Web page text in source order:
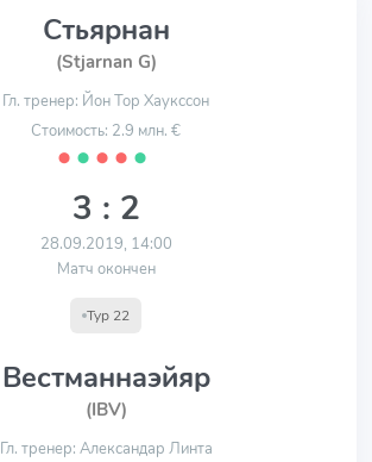
Стьярнан
(Stjarnan G)
Гл. тренер: Йон Тор Хаукссон
Стоимость: 2.9 млн. €
⬤ ⬤ ⬤ ⬤ ⬤
3 : 2
28.09.2019, 14:00
Матч окончен
Тур 22
Вестманнаэйяр
(IBV)
Гл. тренер: Александар Линта